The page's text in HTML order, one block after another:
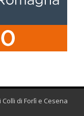
di Forlì e Cesena